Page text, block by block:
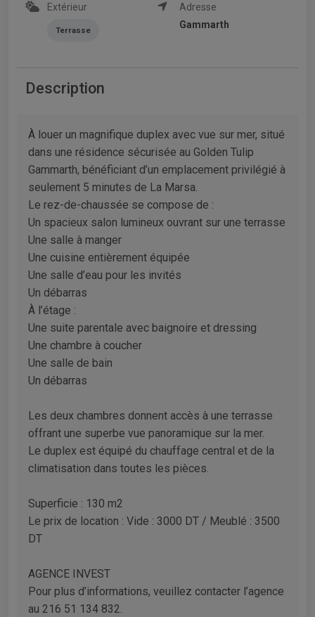
Extérieur
Terrasse
Adresse
Gammarth
Description
À louer un magnifique duplex avec vue sur mer, situé
dans une résidence sécurisée au Golden Tulip
Gammarth, bénéficiant d’un emplacement privilégié à
seulement 5 minutes de La Marsa.
Le rez-de-chaussée se compose de :
Un spacieux salon lumineux ouvrant sur une terrasse
Une salle à manger
Une cuisine entièrement équipée
Une salle d’eau pour les invités
Un débarras
À l’étage :
Une suite parentale avec baignoire et dressing
Une chambre à coucher
Une salle de bain
Un débarras
Les deux chambres donnent accès à une terrasse
offrant une superbe vue panoramique sur la mer.
Le duplex est équipé du chauffage central et de la
climatisation dans toutes les pièces.
Superficie : 130 m2
Le prix de location : Vide : 3000 DT / Meublé : 3500
DT
AGENCE INVEST
Pour plus d’informations, veuillez contacter l’agence
au 216 51 134 832.